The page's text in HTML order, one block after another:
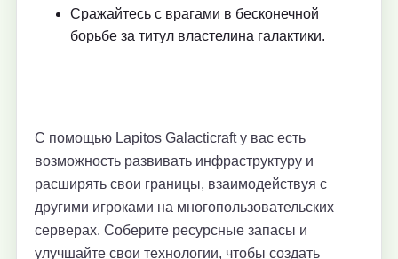
Сражайтесь с врагами в бесконечной
борьбе за титул властелина галактики.
С помощью Lapitos Galacticraft у вас есть
возможность развивать инфраструктуру и
расширять свои границы, взаимодействуя с
другими игроками на многопользовательских
серверах. Соберите ресурсные запасы и
улучшайте свои технологии, чтобы создать